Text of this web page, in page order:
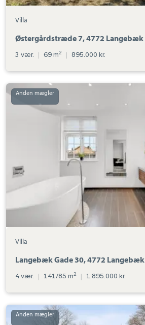
Villa
Østergårdstræde 7, 4772 Langebæk
3 vær. | 69 m2 | 895.000 kr.
Villa:
Villa
Langebæk Gade 30, 4772 Langebæk
4 vær. | 141/85 m2 | 1.895.000 kr.
Villa: